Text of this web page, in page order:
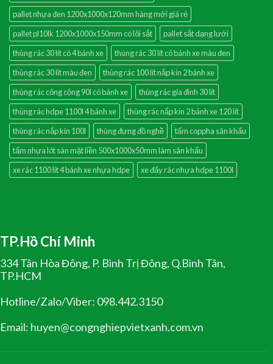
pallet nhựa đen 1200x1000x120mm hàng mới giá rẻ
pallet pl10lk 1200x1000x150mm có lõi sắt
pallet sắt dạng lưới
thùng rác 30 lít có 4 bánh xe
thùng rác 30 lít có bánh xe màu đen
thùng rác 30 lít màu đen
thùng rác 100 lít nắp kín 2 bánh xe
thùng rác công cộng 90l có bánh xe
thùng rác gia đình 30 lít
thùng rác hdpe 1100l 4 bánh xe
thùng rác nắp kín 2 bánh xe 120 lít
thùng rác nắp kín 100l
thùng đựng đồ nghề
tấm coppha sân khấu
tấm nhựa lót sàn mặt liền 500x1000x50mm làm sân khấu
xe rác 1100 lít 4 bánh xe nhựa hdpe
xe đẩy rác nhựa hdpe 1100l
TP.Hồ Chí Minh
334 Tân Hòa Đông, P. Bình Trị Đông, Q.Bình Tân,
TP.HCM
Hotline/Zalo/Viber: 098.442.3150
Email: huyen@congnghiepvietxanh.com.vn